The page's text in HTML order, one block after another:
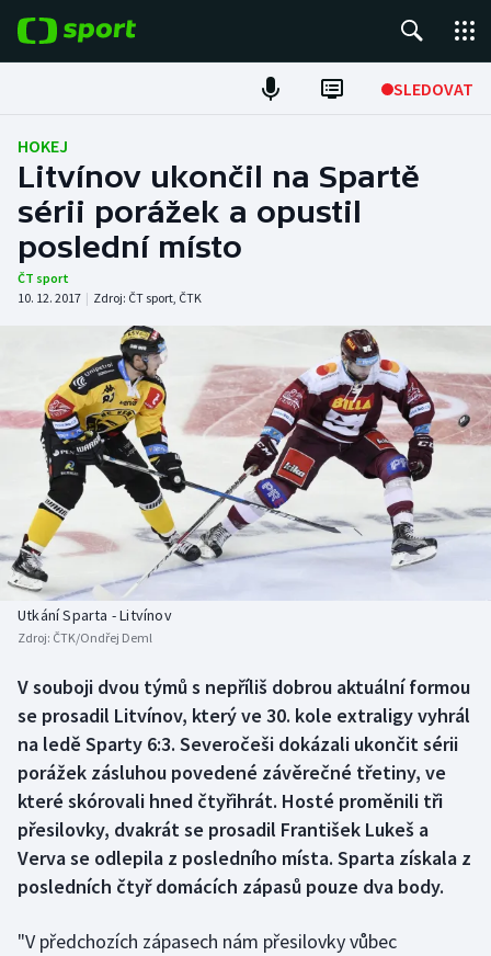
SLEDOVAT
Fotbal
Hokej
Tenis
Atletika
Cyklistika
DALŠÍ SPORTY
Americký fotbal
Baseball a softbal
Basketbal
Biatlon
Box
Curling
Dostihy
Florbal
Futsal
NEPŘEHLÉDNĚTE
Soutěže
Historické návraty
Aplikace ČT sport
HOKEJ
Litvínov ukončil na Spartě
sérii porážek a opustil
poslední místo
ČT sport
10. 12. 2017 | Zdroj: ČT sport, ČTK
Utkání Sparta - Litvínov
Zdroj: ČTK/Ondřej Deml
V souboji dvou týmů s nepříliš dobrou aktuální formou
se prosadil Litvínov, který ve 30. kole extraligy vyhrál
na ledě Sparty 6:3. Severočeši dokázali ukončit sérii
porážek zásluhou povedené závěrečné třetiny, ve
které skórovali hned čtyřihrát. Hosté proměnili tři
přesilovky, dvakrát se prosadil František Lukeš a
Verva se odlepila z posledního místa. Sparta získala z
posledních čtyř domácích zápasů pouze dva body.
"V předchozích zápasech nám přesilovky vůbec